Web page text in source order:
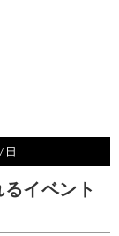
日
イベント